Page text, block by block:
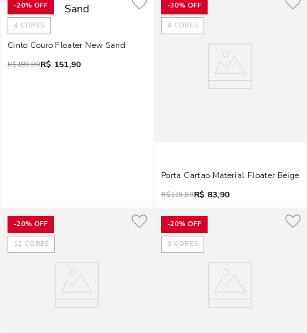
-20% OFF
4 CORES
Cinto Couro Floater New Sand
R$189,90R$ 151,90
-30% OFF
4 CORES
Porta Cartao Material Floater Beige
R$119,90R$ 83,90
-20% OFF
12 CORES
-20% OFF
3 CORES